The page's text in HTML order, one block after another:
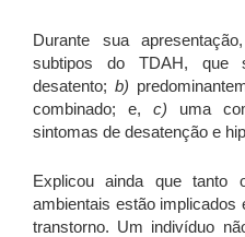
Durante sua
subtipos do TDAH,
desatento; b)
combinado; e, c) uma
sintomas de desatenção e
Explicou ainda que tanto
ambientais estão implicados
transtorno. Um indivíduo